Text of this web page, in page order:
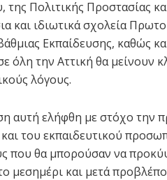
της Πολιτικής Προστασίας
και ιδιωτικά σχολεία
Εκπαίδευσης, καθώς
όλη την Αττική θα μείνουν
λόγους.
αυτή ελήφθη με στόχο την
του εκπαιδευτικού
που θα μπορούσαν να
μεσημέρι και μετά